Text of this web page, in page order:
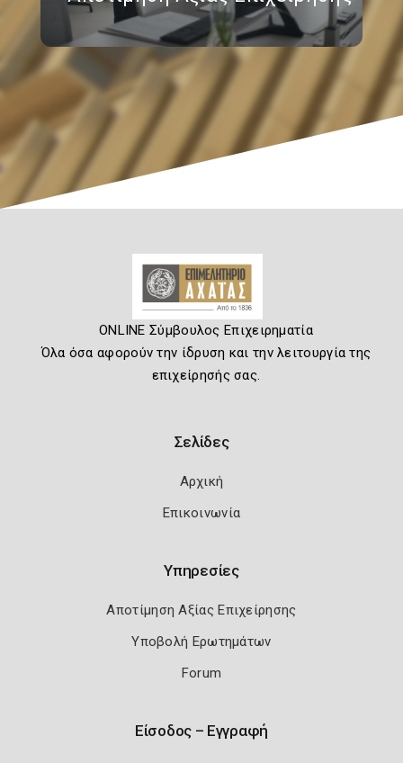
ONLINE Σύμβουλος Επιχειρηματία
Όλα όσα αφορούν την ίδρυση και την λειτουργία της
επιχείρησής σας.
Σελίδες
Αρχική
Επικοινωνία
Υπηρεσίες
Αποτίμηση Αξίας Επιχείρησης
Υποβολή Ερωτημάτων
Forum
Είσοδος – Εγγραφή